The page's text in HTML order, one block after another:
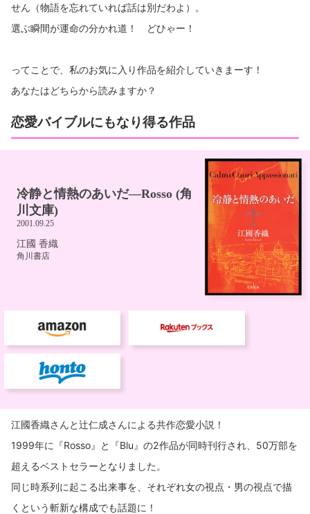
せん（物語を忘れていれば話は別だわよ）。
選ぶ瞬間が運命の分かれ道！ どひゃー！
ってことで、私のお気に入り作品を紹介していきまーす！
あなたはどちらから読みますか？
恋愛バイブルにもなり得る作品
江國香織さんと辻仁成さんによる共作恋愛小説！
1999年に『Rosso』と『Blu』の2作品が同時刊行され、50万部を
超えるベストセラーとなりました。
同じ時系列に起こる出来事を、それぞれ女の視点・男の視点で描
くという斬新な構成でも話題に！